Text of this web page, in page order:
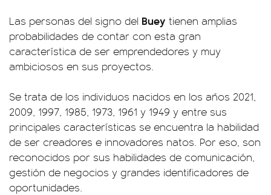
Las personas del signo del Buey tienen amplias
probabilidades de contar con esta gran
característica de ser emprendedores y muy
ambiciosos en sus proyectos.
Se trata de los individuos nacidos en los años 2021,
2009, 1997, 1985, 1973, 1961 y 1949 y entre sus
principales características se encuentra la habilidad
de ser creadores e innovadores natos. Por eso, son
reconocidos por sus habilidades de comunicación,
gestión de negocios y grandes identificadores de
oportunidades.